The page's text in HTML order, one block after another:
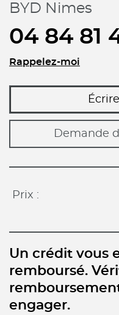
BYD Nimes
04 84 81
Rappelez-moi
Demande
Prix :
Un crédit vous
remboursé.
engager.